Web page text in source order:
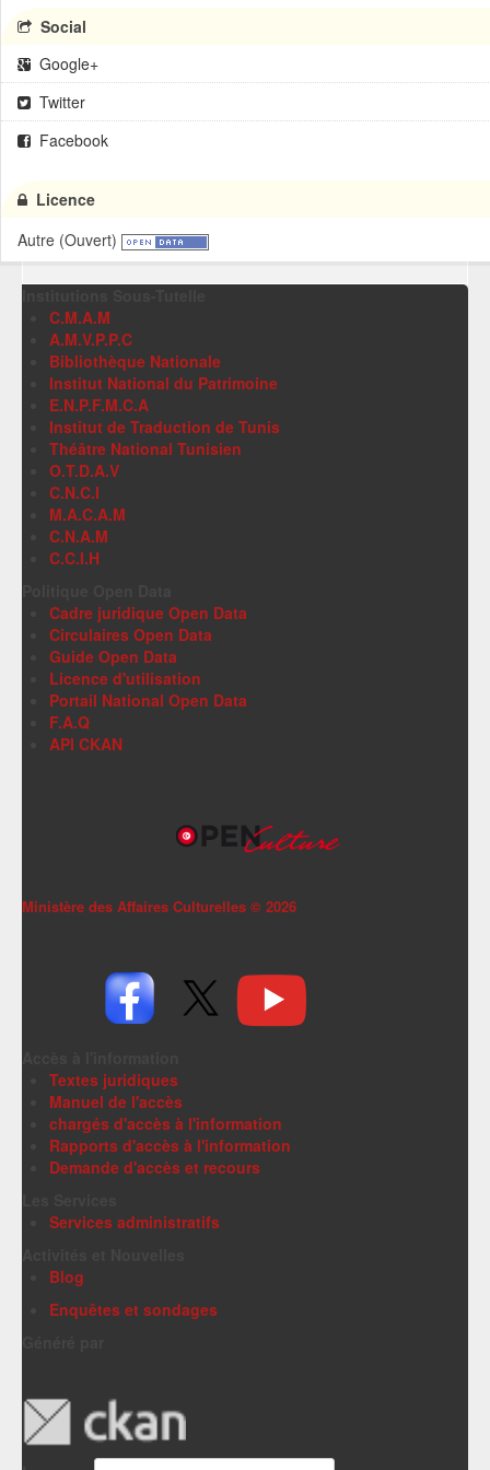
Social
Google+
Twitter
Facebook
Licence
Autre (Ouvert)
C.M.A.M
A.M.V.P.P.C
Bibliothèque Nationale
Institut National du Patrimoine
E.N.P.F.M.C.A
Institut de Traduction de Tunis
Théâtre National Tunisien
O.T.D.A.V
C.N.C.I
M.A.C.A.M
C.N.A.M
C.C.I.H
Cadre juridique Open Data
Circulaires Open Data
Guide Open Data
Licence d'utilisation
Portail National Open Data
F.A.Q
API CKAN
Ministère des Affaires Culturelles © 2026
Textes juridiques
Manuel de l'accès
chargés d'accès à l'information
Rapports d'accès à l'information
Demande d'accès et recours
Services administratifs
Blog
Enquêtes et sondages